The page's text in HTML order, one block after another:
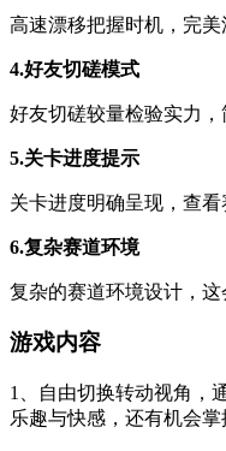
高速漂移把握时机，完美
4.好友切磋模式
好友切磋较量检验实力，
5.关卡进度提示
关卡进度明确呈现，查看
6.复杂赛道环境
复杂的赛道环境设计，这
游戏内容
1、自由切换转动视角，
乐趣与快感，还有机会掌